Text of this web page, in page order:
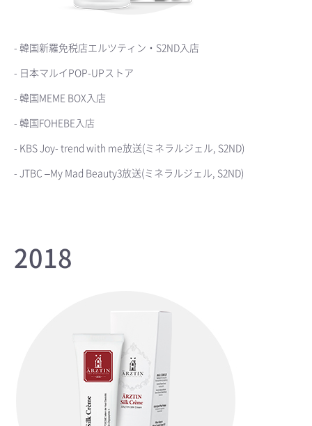
- 韓国新羅免税店エルツティン・S2ND入店
- 日本マルイPOP-UPストア
- 韓国MEME BOX入店
- 韓国FOHEBE入店
- KBS Joy- trend with me放送(ミネラルジェル, S2ND)
- JTBC –My Mad Beauty3放送(ミネラルジェル, S2ND)
2018